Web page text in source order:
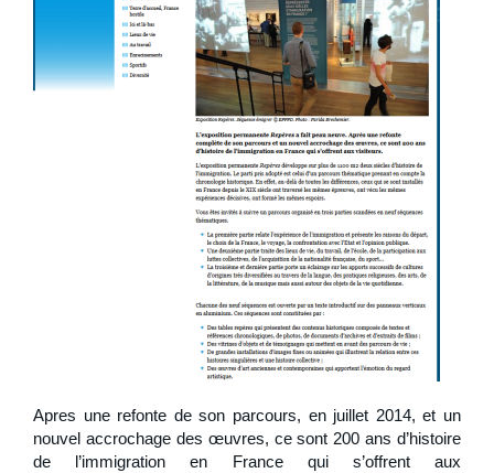
Apres une refonte de son parcours, en juillet 2014, et un
nouvel accrochage des œuvres, ce sont 200 ans d’histoire
de l’immigration en France qui s’offrent aux